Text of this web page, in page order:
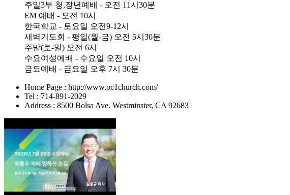
주일3부 청,장년예배 - 오전 11시30분
EM 예배 - 오전 10시
한국학교 - 토요일 오전9-12시
새벽기도회 - 평일(월-금) 오전 5시30분
주말(토-일) 오전 6시
수요여성에배 - 수요일 오전 10시
금요예배 - 금요일 오후 7시 30분
Home Page : http://www.oc1church.com/
Tel : 714-891-2029
Address : 8500 Bolsa Ave. Westminster, CA 92683